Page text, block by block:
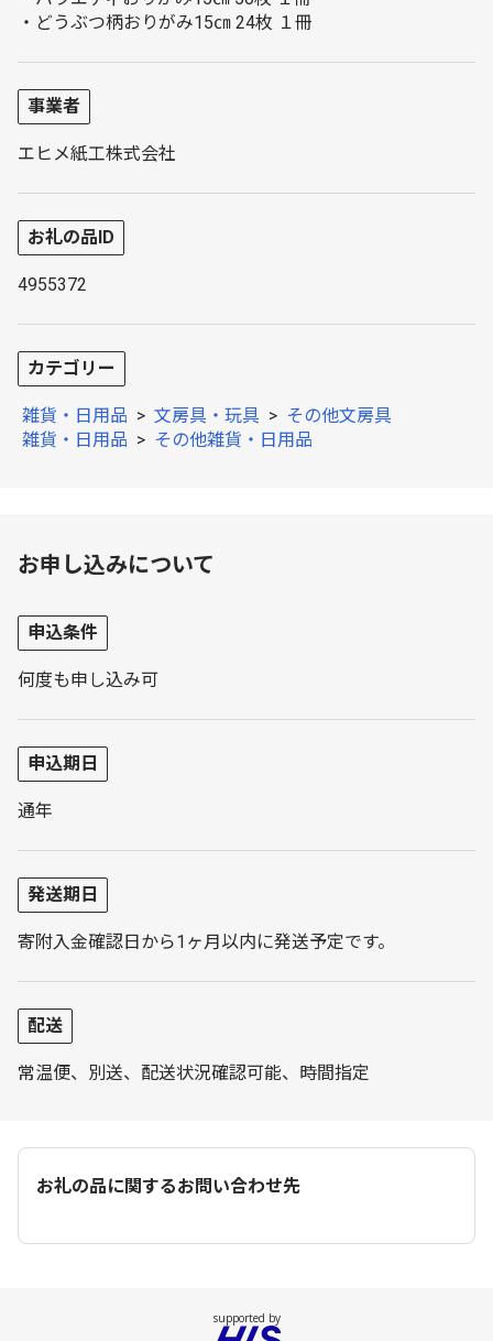
・どうぶつ柄おりがみ15㎝ 24枚 １冊
事業者
エヒメ紙工株式会社
お礼の品ID
4955372
カテゴリー
雑貨・日用品 > 文房具・玩具 > その他文房具
雑貨・日用品 > その他雑貨・日用品
お申し込みについて
申込条件
何度も申し込み可
申込期日
通年
発送期日
寄附入金確認日から1ヶ月以内に発送予定です。
配送
常温便、別送、配送状況確認可能、時間指定
お礼の品に関するお問い合わせ先